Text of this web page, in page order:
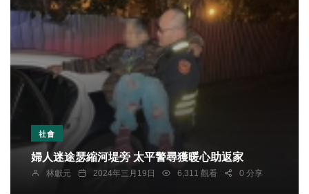
社會
婦人迷途瑟縮河堤旁 太平警尋獲暖心助返家
林獻元 2024年三月19日 6,311 觀看 0 分享